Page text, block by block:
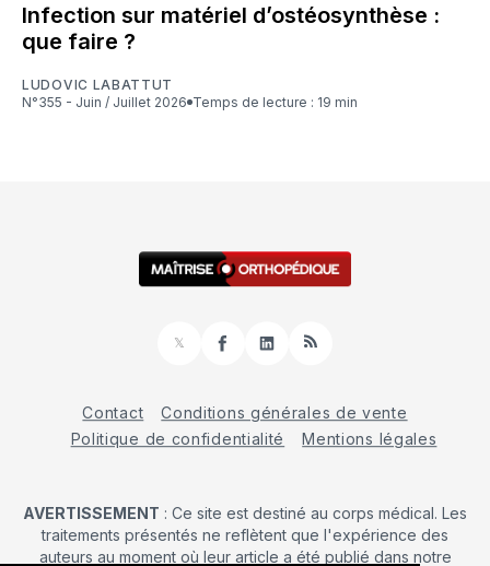
Infection sur matériel d’ostéosynthèse :
que faire ?
LUDOVIC LABATTUT
N°355 - Juin / Juillet 2026
Temps de lecture : 19 min
𝕏
FacebookLinkedInRSS
Contact
Conditions générales de vente
Politique de confidentialité
Mentions légales
AVERTISSEMENT : Ce site est destiné au corps médical. Les
traitements présentés ne reflètent que l'expérience des
auteurs au moment où leur article a été publié dans notre